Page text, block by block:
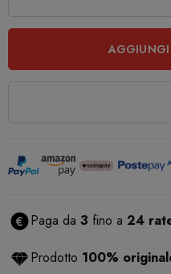
AGGIUNGI
Paga da 3 fino a 24
Prodotto 100%